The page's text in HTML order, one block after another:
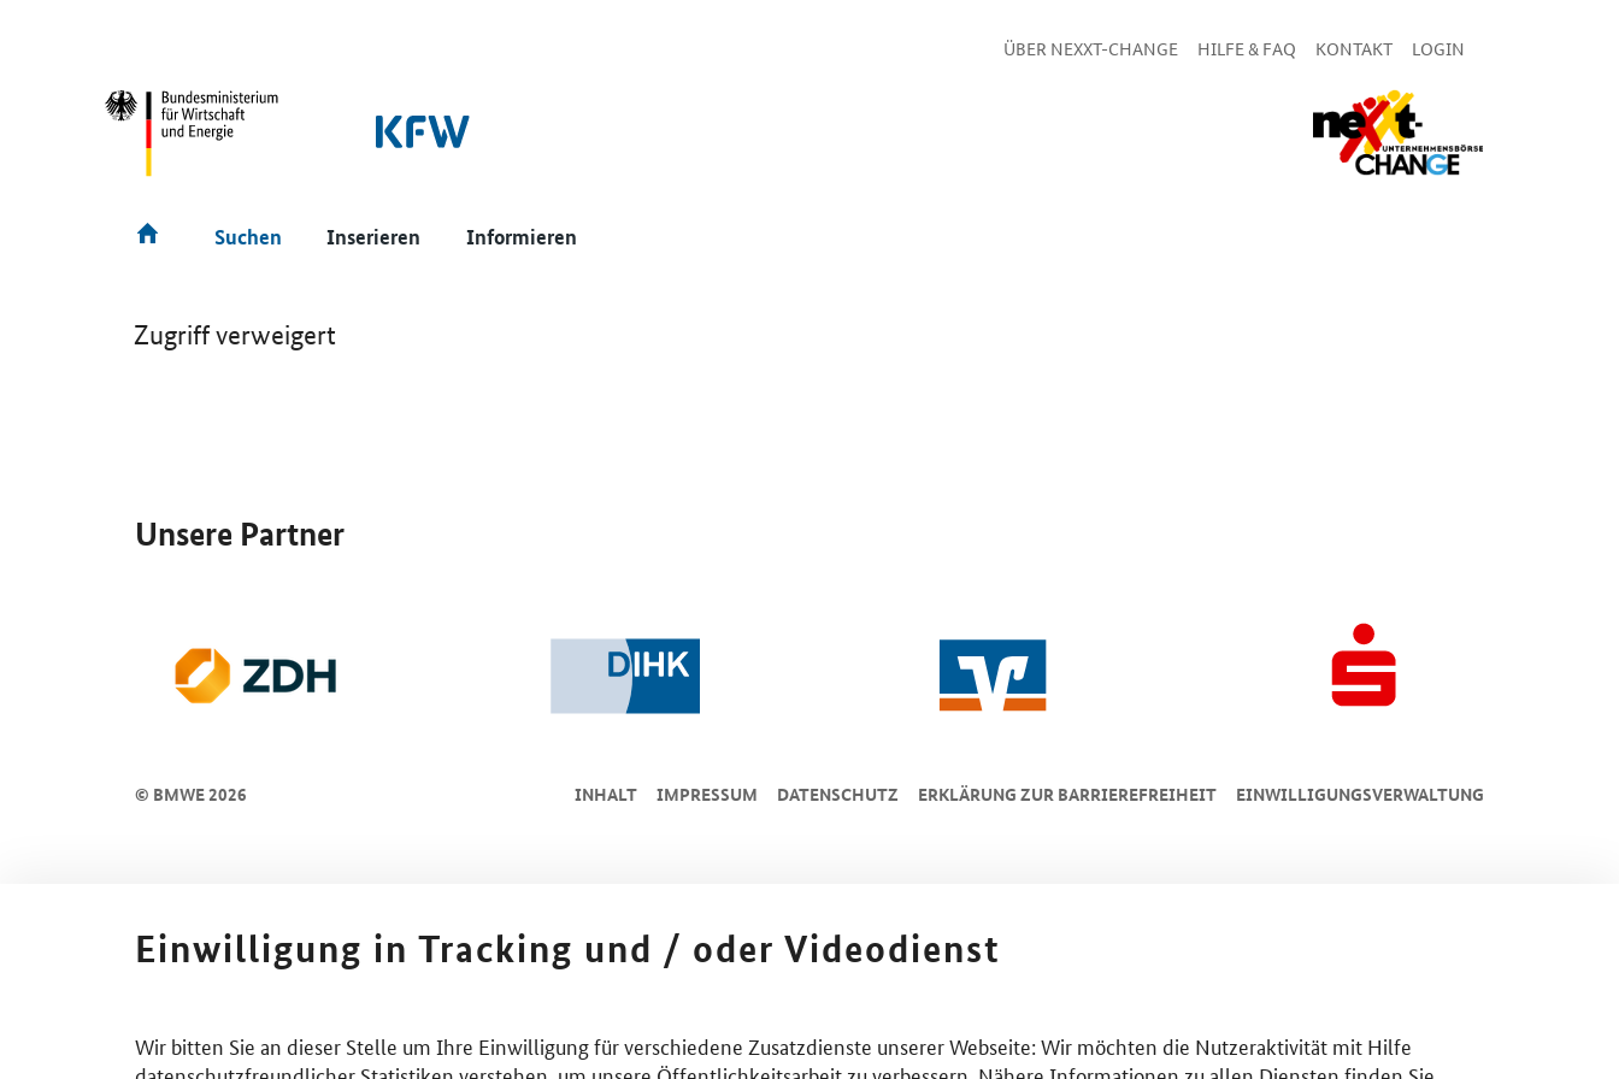
ÜBER NEXXT-CHANGE HILFE & FAQ KONTAKT LOGIN
Suchen Inserieren Informieren
Zugriff verweigert
Unsere Partner
© BMWE 2026 INHALT IMPRESSUM DA­TEN­SCHUTZ ERKLÄRUNG ZUR BARRIEREFREIHEIT EINWILLIGUNGSVERWALTUNG
Einwilligung in Tracking und / oder Videodienst
Wir bitten Sie an dieser Stelle um Ihre Einwilligung für verschiedene Zusatzdienste unserer Webseite: Wir möchten die Nutzeraktivität mit Hilfe